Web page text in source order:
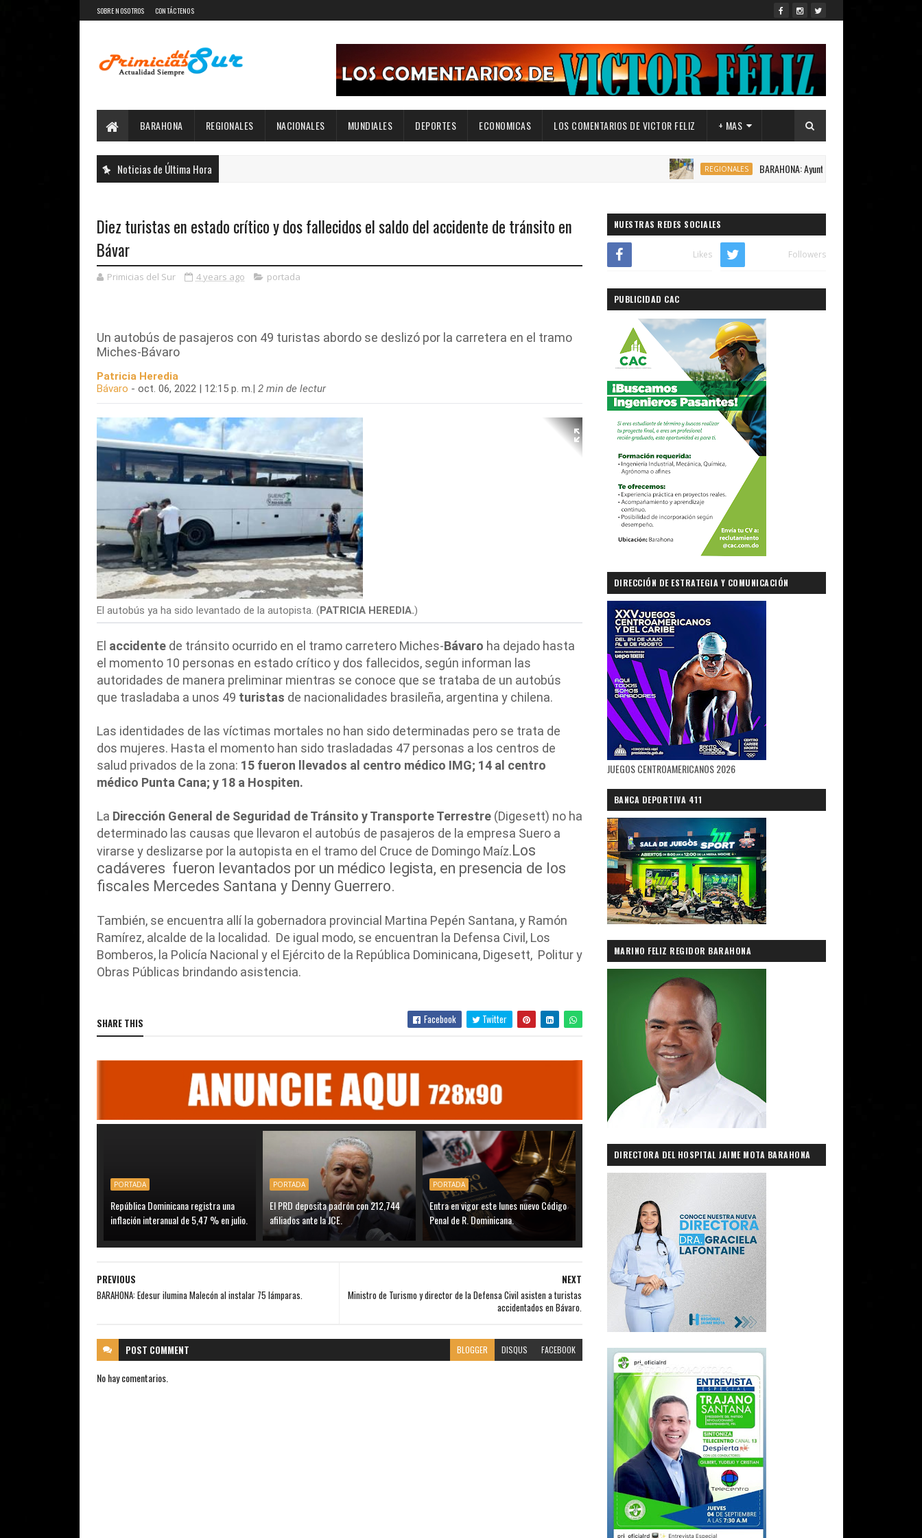
SOBRE NOSOTROS CONTÁCTENOS
BARAHONA REGIONALES NACIONALES MUNDIALES DEPORTES ECONOMICAS LOS COMENTARIOS DE VICTOR FELIZ + MAS
Noticias de Última Hora REGIONALES BARAHONA: Ayuntamiento de Canoa,inicia construcción
Diez turistas en estado crítico y dos fallecidos el saldo del accidente de tránsito en
Bávar
Primicias del Sur 4 years ago portada
Un autobús de pasajeros con 49 turistas abordo se deslizó por la carretera en el tramo
Miches-Bávaro
Patricia Heredia
Bávaro - oct. 06, 2022 | 12:15 p. m.| 2 min de lectur
El autobús ya ha sido levantado de la autopista. (PATRICIA HEREDIA.)
El accidentede tránsito ocurrido en el tramo carretero Miches-Bávaro ha dejado hasta
el momento 10 personas en estado crítico y dos fallecidos, según informan las
autoridades de manera preliminar mientras se conoce que se trataba de un autobús
que trasladaba a unos 49 turistas de nacionalidades brasileña, argentina y chilena.
Las identidades de las víctimas mortales no han sido determinadas pero se trata de
dos mujeres. Hasta el momento han sido trasladadas 47 personas a los centros de
salud privados de la zona: 15 fueron llevados al centro médico IMG; 14 al centro
médico Punta Cana; y 18 a Hospiten.
La Dirección General de Seguridad de Tránsito y Transporte Terrestre(Digesett) no ha
determinado las causas que llevaron el autobús de pasajeros de la empresa Suero a
virarse y deslizarse por la autopista en el tramo del Cruce de Domingo Maíz.Los
cadáveres fueron levantados por un médico legista, en presencia de los
fiscales Mercedes Santana y Denny Guerrero.
También, se encuentra allí la gobernadora provincial Martina Pepén Santana, y Ramón
Ramírez, alcalde de la localidad. De igual modo, se encuentran la Defensa Civil, Los
Bomberos, la Policía Nacional y el Ejército de la República Dominicana, Digesett, Politur y
Obras Públicas brindando asistencia.
SHARE THIS Facebook Twitter
PORTADA
República Dominicana registra una
inflación interanual de 5,47 % en julio.
PORTADA
El PRD deposita padrón con 212,744
afiliados ante la JCE.
PORTADA
Entra en vigor este lunes nuevo Código
Penal de R. Dominicana.
NEXT
Ministro de Turismo y director de la Defensa Civil asisten a turistas
accidentados en Bávaro.
PREVIOUS
BARAHONA: Edesur ilumina Malecón al instalar 75 lámparas.
POST COMMENT BLOGGER DISQUS FACEBOOK
No hay comentarios.
NUESTRAS REDES SOCIALES
Likes Followers
PUBLICIDAD CAC
DIRECCIÓN DE ESTRATEGIA Y COMUNICACIÓN
GUBERNAMENTAL
JUEGOS CENTROAMERICANOS 2026
BANCA DEPORTIVA 411
MARINO FELIZ REGIDOR BARAHONA
DIRECTORA DEL HOSPITAL JAIME MOTA BARAHONA